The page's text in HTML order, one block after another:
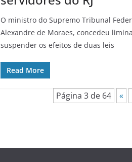
O ministro do Supremo Tribunal
Alexandre de Moraes, concedeu
suspender os efeitos de duas leis
Read More
Página 3 de 64 «